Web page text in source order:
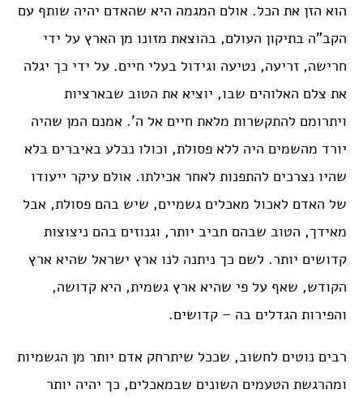
הוא הזן את הכל. אולם המגמה היא שהאדם יהיה שותף עם
הקב”ה בתיקון העולם, בהוצאת מזונו מן הארץ על ידי
חרישה, זריעה, נטיעה וגידול בעלי חיים. על ידי כך יגלה
את צלם האלוהים שבו, יוציא את הטוב שבארציות
ויתרומם להתקשרות מלאת חיים אל ה’. אמנם המן שהיה
יורד מהשמים היה ללא פסולת, וכולו נבלע באיברים בלא
שהיו נצרכים להתפנות לאחר אכילתו. אולם עיקר ייעודו
של האדם לאכול מאכלים גשמיים, שיש בהם פסולת, אבל
מאידך, הטוב שבהם חביב יותר, וגנוזים בהם ניצוצות
קדושים יותר. לשם כך ניתנה לנו ארץ ישראל שהיא ארץ
הקודש, שאף על פי שהיא ארץ גשמית, היא קדושה,
והפירות הגדלים בה – קדושים.
רבים נוטים לחשוב, שככל שיתרחק אדם יותר מן הגשמיות
ומהרגשת הטעמים השונים שבמאכלים, כך יהיה יותר